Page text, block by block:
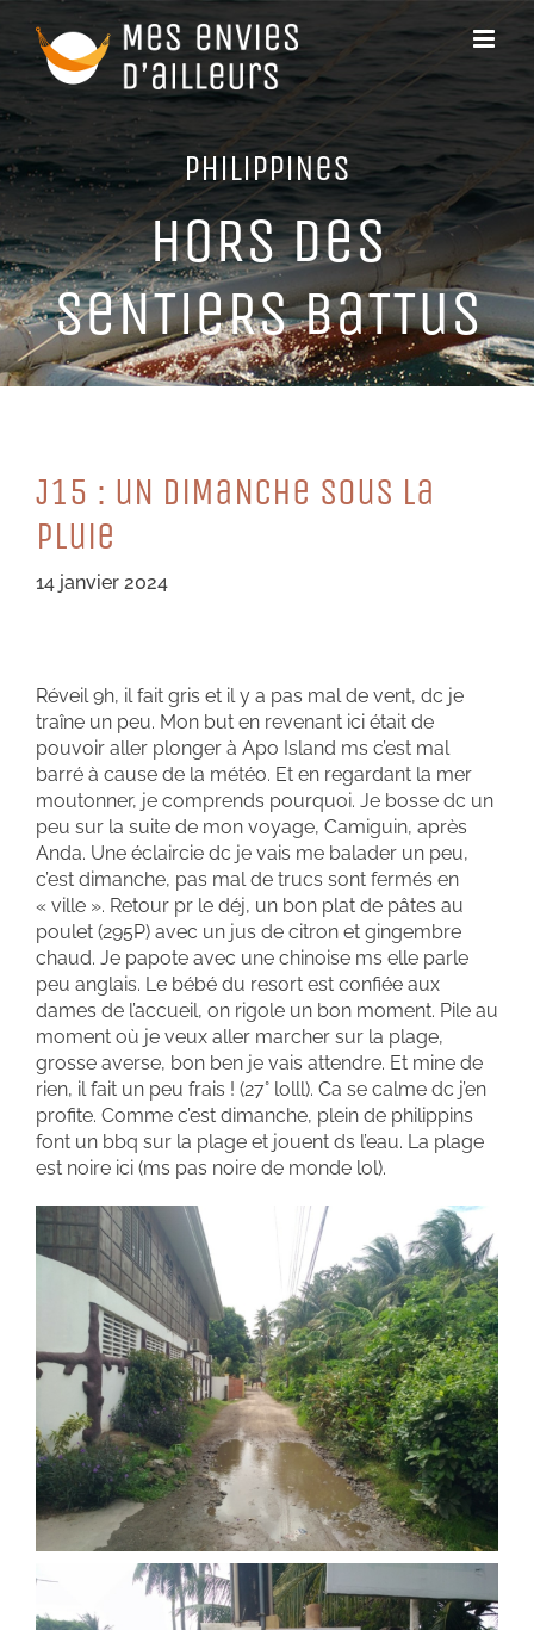
contenu
PHiLiPPiNeS
HoRS DeS
SeNTieRS BaTTuS
J15 : uN DiMaNCHe SouS La
PLuie
14 janvier 2024
Réveil 9h, il fait gris et il y a pas mal de vent, dc je
traîne un peu. Mon but en revenant ici était de
pouvoir aller plonger à Apo Island ms c’est mal
barré à cause de la météo. Et en regardant la mer
moutonner, je comprends pourquoi. Je bosse dc un
peu sur la suite de mon voyage, Camiguin, après
Anda. Une éclaircie dc je vais me balader un peu,
c’est dimanche, pas mal de trucs sont fermés en
« ville ». Retour pr le déj, un bon plat de pâtes au
poulet (295P) avec un jus de citron et gingembre
chaud. Je papote avec une chinoise ms elle parle
peu anglais. Le bébé du resort est confiée aux
dames de l’accueil, on rigole un bon moment. Pile au
moment où je veux aller marcher sur la plage,
grosse averse, bon ben je vais attendre. Et mine de
rien, il fait un peu frais ! (27° lolll). Ca se calme dc j’en
profite. Comme c’est dimanche, plein de philippins
font un bbq sur la plage et jouent ds l’eau. La plage
est noire ici (ms pas noire de monde lol).